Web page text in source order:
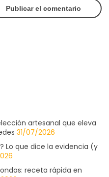
artesanal que eleva
31/07/2026
Lo que dice la evidencia (y
receta rápida en